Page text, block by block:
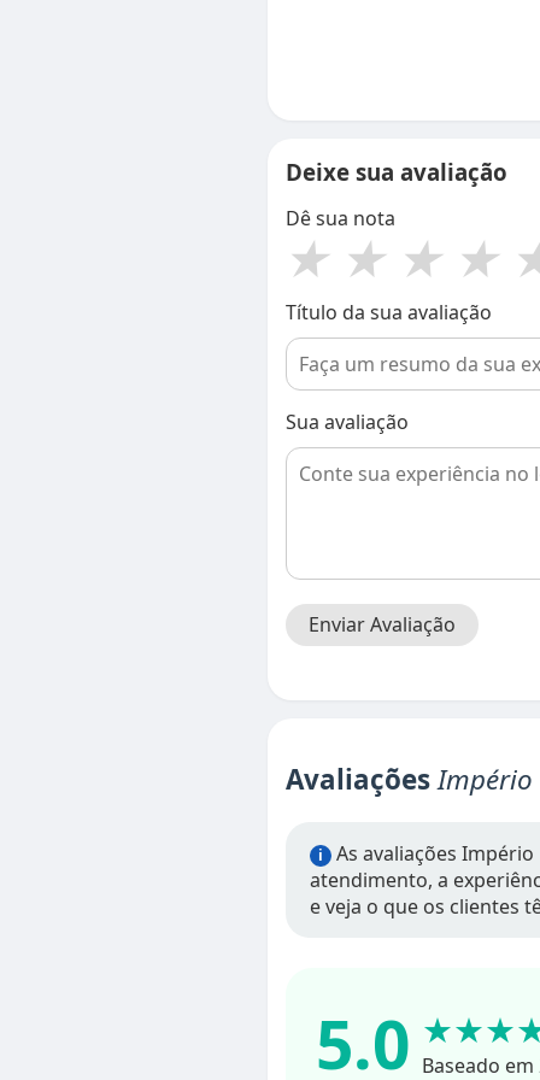
Deixe sua avaliação
Dê sua nota
★ ★ ★ ★
Título da sua avaliação
Sua avaliação
Enviar Avaliação
AvaliaçõesImpério
i
As avaliações
atendimento, a
e veja o que os clientes
5.0 Baseado